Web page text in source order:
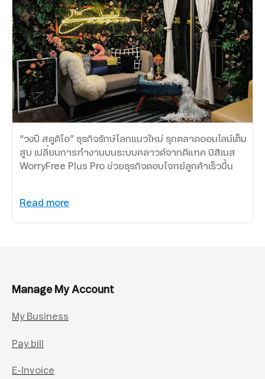
“วงปี สตูดิโอ” ธุรกิจรักษ์โลกแนวใหม่ รุกตลาดออนไลน์เต็ม
สูบ เปลี่ยนการทำงานบนระบบคลาวด์จากดีแทค บิสิเนส
WorryFree Plus Pro ช่วยธุรกิจตอบโจทย์ลูกค้าเร็วขึ้น
Read more
Manage My Account
My Business
Pay bill
E-Invoice